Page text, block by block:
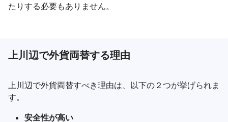
たりする必要もありません。
上川辺で外貨両替する理由
上川辺で外貨両替すべき理由は、以下の２つが挙げられま
す。
安全性が高い